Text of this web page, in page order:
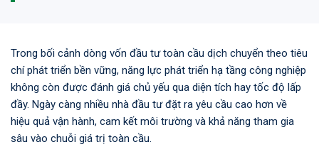
Trong bối cảnh dòng vốn đầu tư toàn cầu dịch chuyển theo tiêu
chí phát triển bền vững, năng lực phát triển hạ tầng công nghiệp
không còn được đánh giá chủ yếu qua diện tích hay tốc độ lấp
đầy. Ngày càng nhiều nhà đầu tư đặt ra yêu cầu cao hơn về
hiệu quả vận hành, cam kết môi trường và khả năng tham gia
sâu vào chuỗi giá trị toàn cầu.